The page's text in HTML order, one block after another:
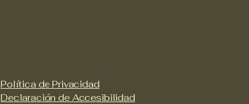
Política de Privacidad
Declaración de Accesibilidad